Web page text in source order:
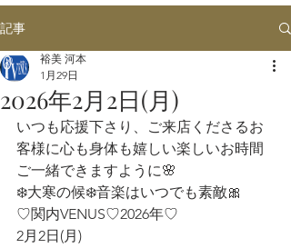
記事
2026年2月2日(月)
裕美 河本
1月29日
いつも応援下さり、ご来店くださるお
客様に心も身体も嬉しい楽しいお時間
ご一緒できますように🌸
❄️大寒の候❄️音楽はいつでも素敵🎀
♡関内VENUS♡2026年♡
2月2日(月)